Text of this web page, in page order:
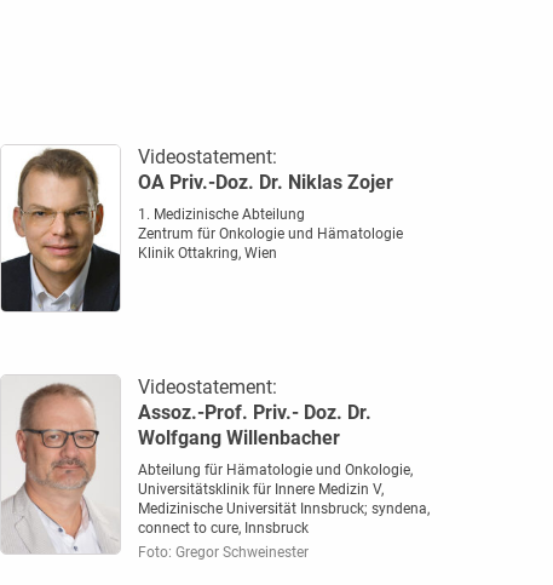
Videostatement:
OA Priv.-Doz. Dr. Niklas Zojer
1. Medizinische Abteilung
Zentrum für Onkologie und Hämatologie
Klinik Ottakring, Wien
Videostatement:
Assoz.-Prof. Priv.- Doz. Dr.
Wolfgang Willenbacher
Abteilung für Hämatologie und Onkologie,
Universitätsklinik für Innere Medizin V,
Medizinische Universität Innsbruck; syndena,
connect to cure, Innsbruck
Foto: Gregor Schweinester